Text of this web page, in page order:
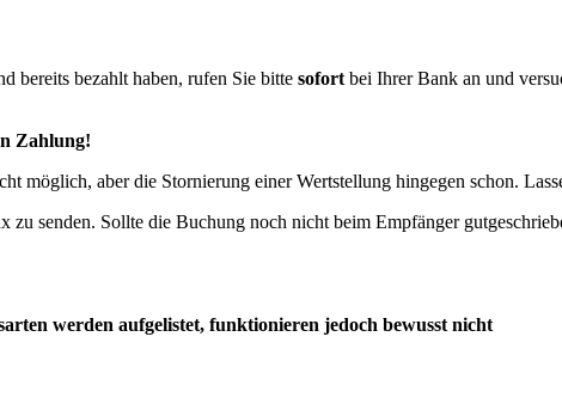
bereits bezahlt haben, rufen Sie bitte sofort bei Ihrer Bank an und
Zahlung!
möglich, aber die Stornierung einer Wertstellung hingegen schon.
senden. Sollte die Buchung noch nicht beim Empfänger
werden aufgelistet, funktionieren jedoch bewusst nicht